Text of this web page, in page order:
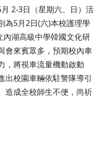
2-3日（星期六、日）活
為5月2日(六)本校護理學
湖高級中學韓國文化研
會來賓眾多，預期校內車
，將視車流量機動啟動
出校園車輛依駐警隊導引
造成全校師生不便，尚祈